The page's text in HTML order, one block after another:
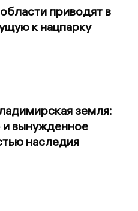
приводят в
к нацпарку
земля:
вынужденное
наследия